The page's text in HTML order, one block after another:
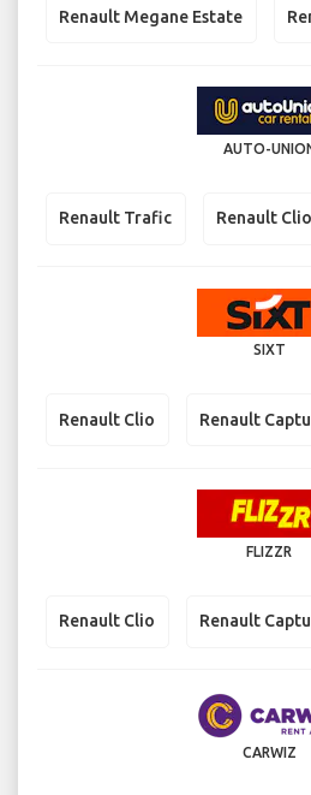
Renault Megane Estate
AUTO-
Renault Trafic Renault
SIXT
Renault Clio Renault
FLIZZR
Renault Clio Renault
CARWIZ